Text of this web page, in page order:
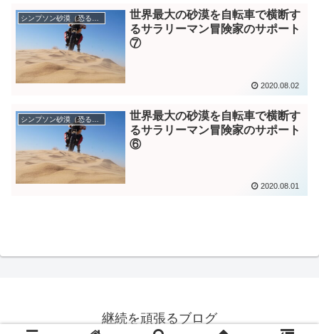
シンプソン砂漠（恐るべき空白）
世界最大の砂漠を自転車で横断す
るサラリーマン冒険家のサポート
⑦
2020.08.02
世界最大の砂漠を自転車で横断す
るサラリーマン冒険家のサポート
⑥
2020.08.01
継続を頑張るブログ